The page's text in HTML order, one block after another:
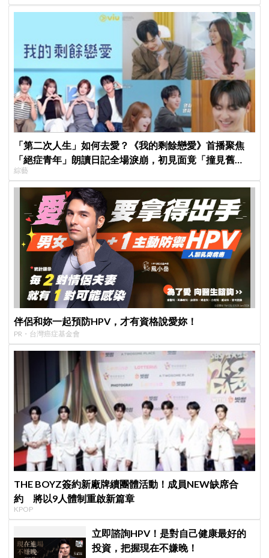
「第二次人生」如何去愛？《我的剩餘戀愛》首播聚焦
「絕症青年」朗讀日記全場淚崩，初見面竟「撞見舊
識」！
綜藝
伴侶和妳一起預防HPV，才有資格說愛妳！
PR・台灣癌症基金會
THE BOYZ簽約新廠牌續團體活動！成員NEW缺席合
約 將以9人體制重啟新篇章
KPOP
立即諮詢HPV！是對自己健康最好的
投資，把握現在不嫌晚！